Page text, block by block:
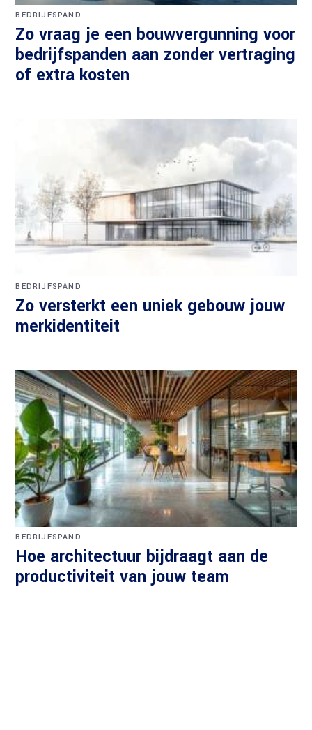
BEDRIJFSPAND
Zo vraag je een bouwvergunning voor
bedrijfspanden aan zonder vertraging
of extra kosten
BEDRIJFSPAND
Zo versterkt een uniek gebouw jouw
merkidentiteit
BEDRIJFSPAND
Hoe architectuur bijdraagt aan de
productiviteit van jouw team